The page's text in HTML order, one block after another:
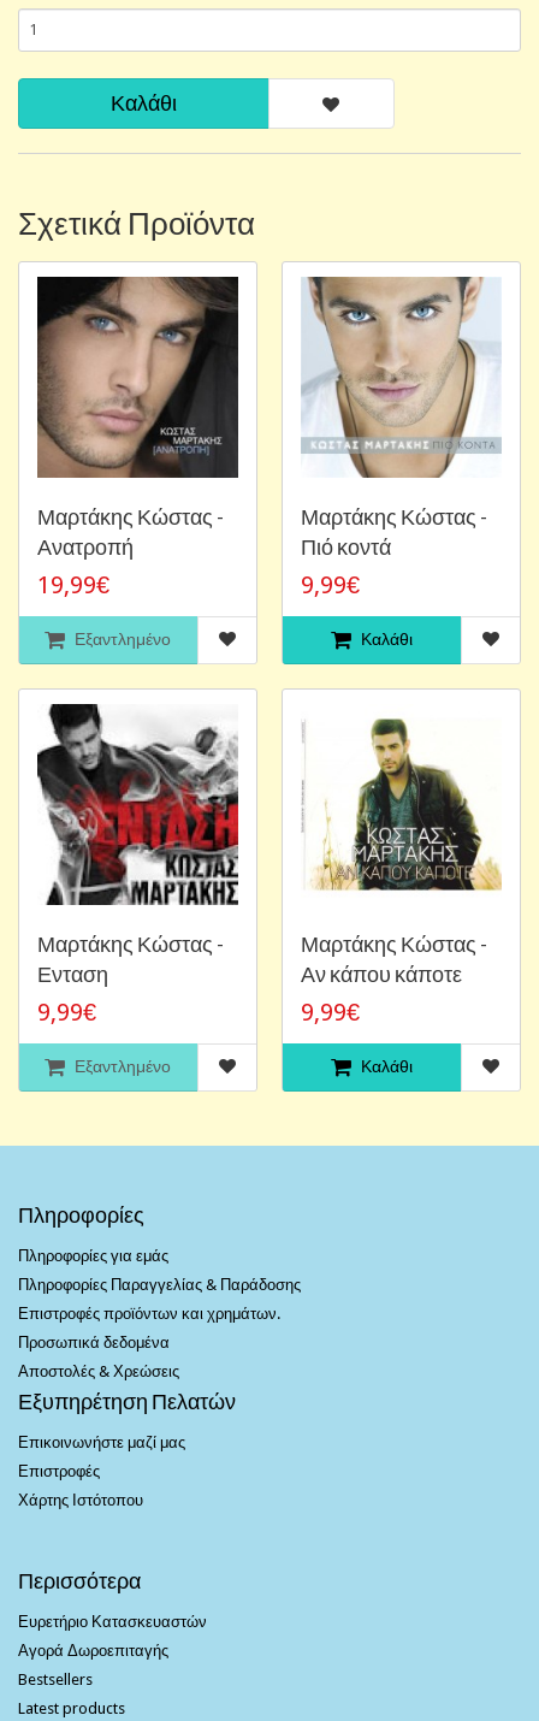
Καλάθι
Σχετικά Προϊόντα
Μαρτάκης Κώστας -
Ανατροπή
19,99€
Εξαντλημένο
Μαρτάκης Κώστας -
Πιό κοντά
9,99€
Καλάθι
Μαρτάκης Κώστας -
Ενταση
9,99€
Εξαντλημένο
Μαρτάκης Κώστας -
Αν κάπου κάποτε
9,99€
Καλάθι
Πληροφορίες
Πληροφορίες για εμάς
Πληροφορίες Παραγγελίας & Παράδοσης
Επιστροφές προϊόντων και χρημάτων.
Προσωπικά δεδομένα
Αποστολές & Χρεώσεις
Εξυπηρέτηση Πελατών
Επικοινωνήστε μαζί μας
Επιστροφές
Χάρτης Ιστότοπου
Περισσότερα
Ευρετήριο Κατασκευαστών
Αγορά Δωροεπιταγής
Bestsellers
Latest products